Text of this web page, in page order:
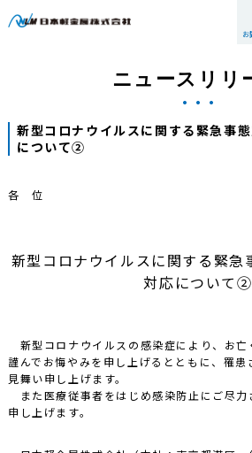
お
ニュースリリ
新型コロナウイルスに関する緊急事
について②
各 位
新型コロナウイルスに関する緊急
対応について②
新型コロナウイルスの感染症により、お亡
謹んでお悔やみを申し上げるとともに、罹
見舞い申し上げます。
また医療従事者をはじめ感染防止にご尽力
申し上げます。